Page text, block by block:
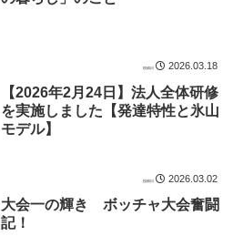
2026.03.18
【2026年2月24日】法人全体研修
を実施しました【発達特性と氷山
モデル】
2026.03.02
大会一の輝き ボッチャ大会奮闘
記！